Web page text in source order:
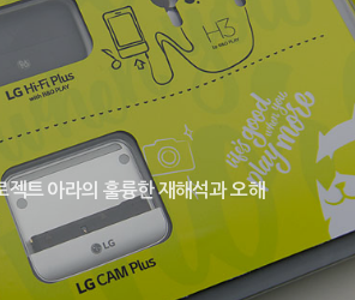
트 아라의 훌륭한 재해석과 오해